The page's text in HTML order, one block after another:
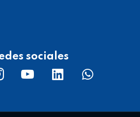
sociales